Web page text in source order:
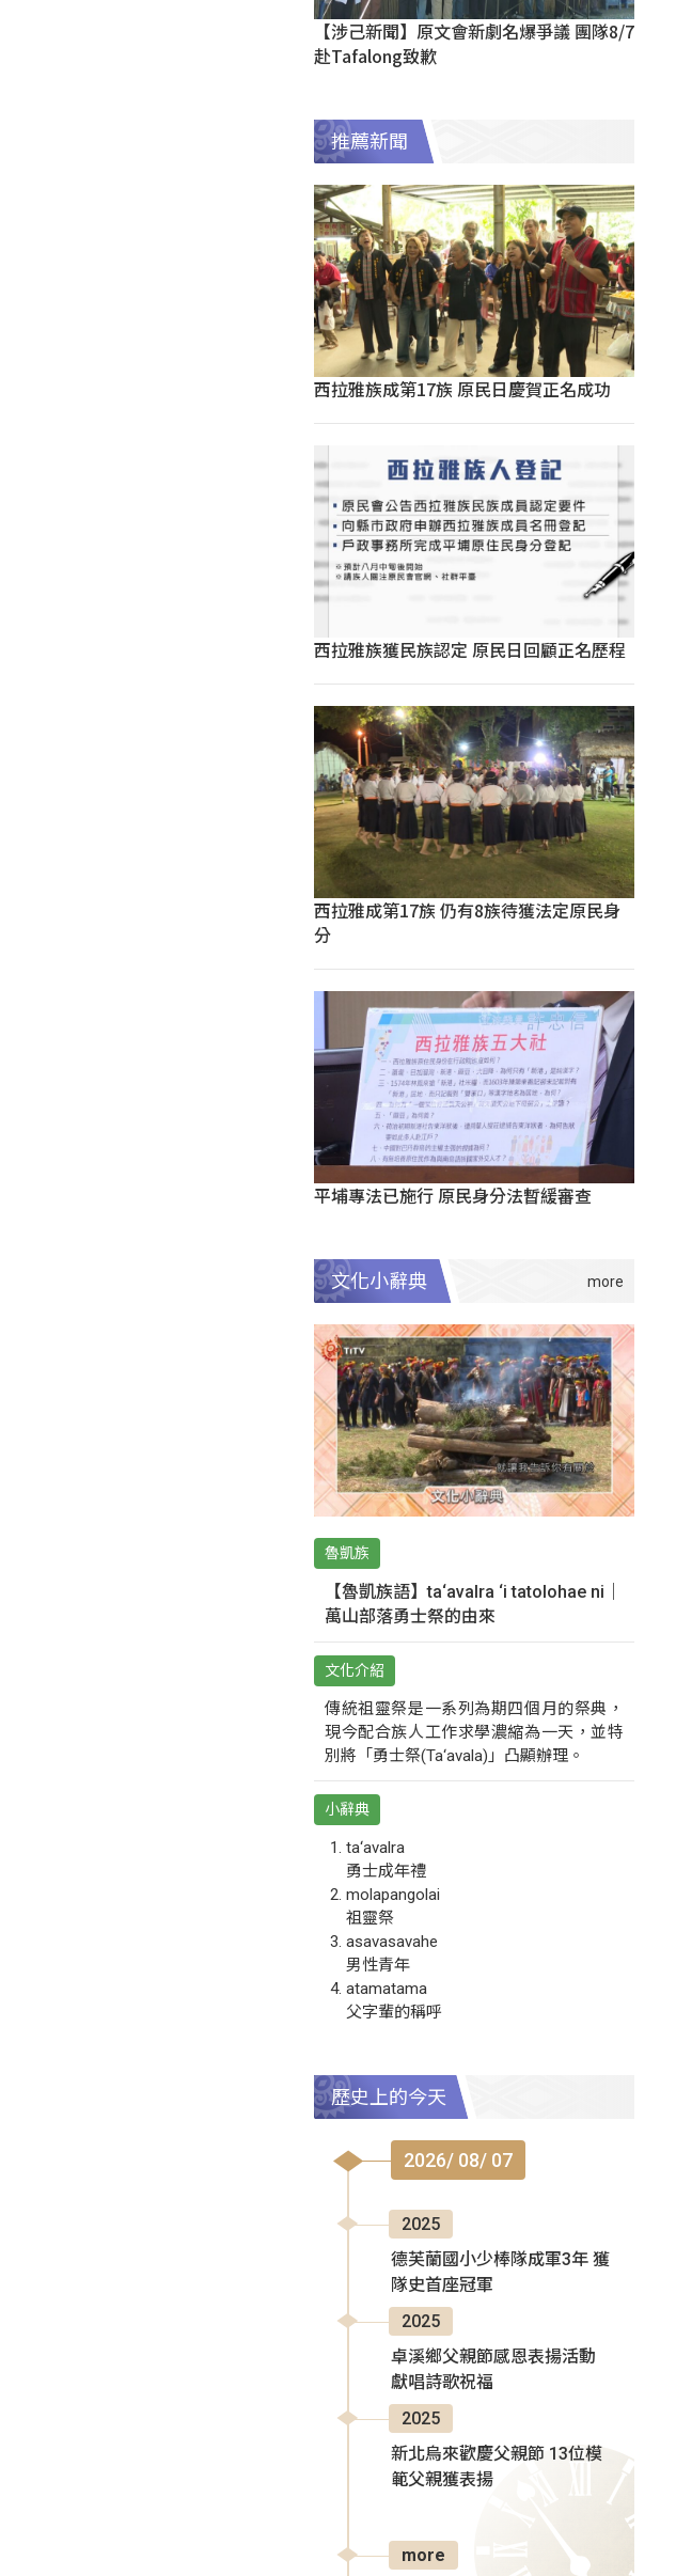
【涉己新聞】原文會新劇名爆爭議 團隊8/7
赴Tafalong致歉
推薦新聞
西拉雅族成第17族 原民日慶賀正名成功
西拉雅族獲民族認定 原民日回顧正名歷程
西拉雅成第17族 仍有8族待獲法定原民身
分
平埔專法已施行 原民身分法暫緩審查
文化小辭典
魯凱族
【魯凱族語】ta‘avalra ‘i tatolohae ni｜
萬山部落勇士祭的由來
文化介紹
傳統祖靈祭是一系列為期四個月的祭典，
現今配合族人工作求學濃縮為一天，並特
別將「勇士祭(Ta‘avala)」凸顯辦理。
小辭典
ta‘avalra
勇士成年禮
molapangolai
祖靈祭
asavasavahe
男性青年
atamatama
父字輩的稱呼
歷史上的今天
2026/ 08/ 07
2025
德芙蘭國小少棒隊成軍3年 獲
隊史首座冠軍
2025
卓溪鄉父親節感恩表揚活動
獻唱詩歌祝福
2025
新北烏來歡慶父親節 13位模
範父親獲表揚
more